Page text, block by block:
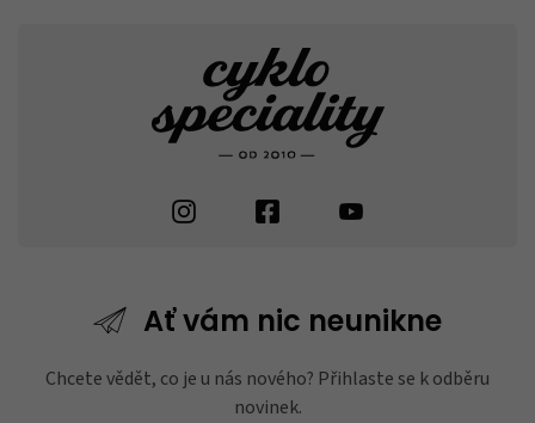
Ať vám nic neunikne
Chcete vědět, co je u nás nového? Přihlaste se k odběru
novinek.